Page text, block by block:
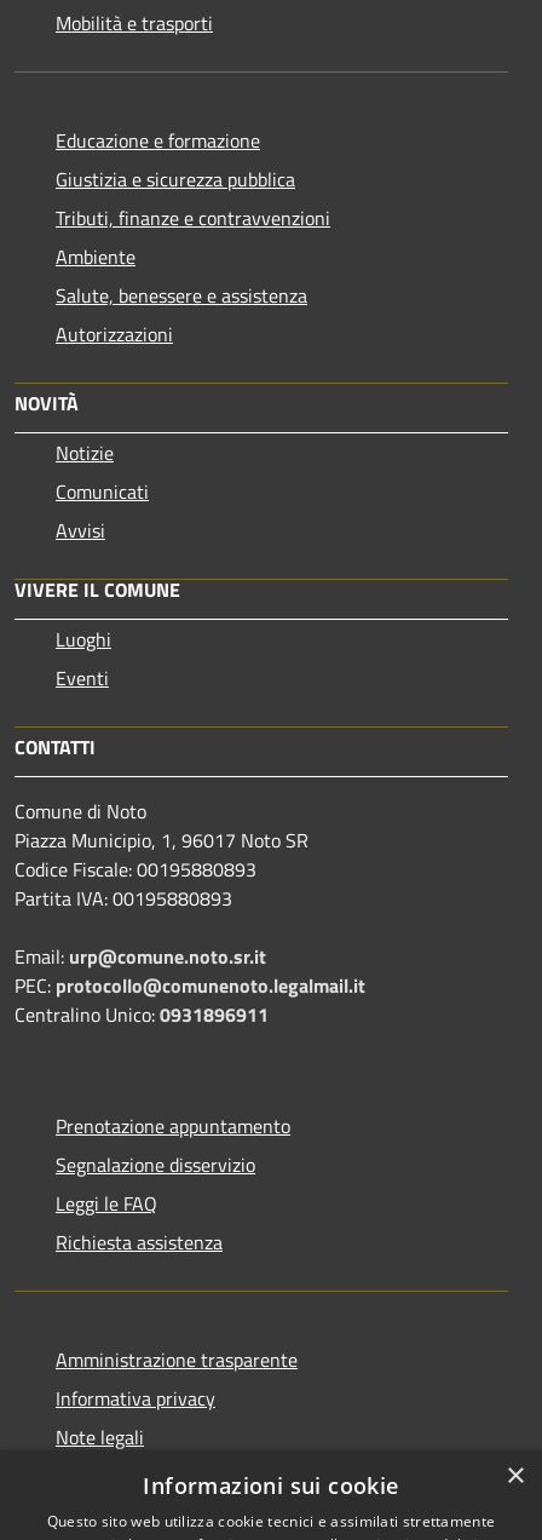
Mobilità e trasporti
Educazione e formazione
Giustizia e sicurezza pubblica
Tributi, finanze e contravvenzioni
Ambiente
Salute, benessere e assistenza
Autorizzazioni
NOVITÀ
Notizie
Comunicati
Avvisi
VIVERE IL COMUNE
Luoghi
Eventi
CONTATTI
Comune di Noto
Piazza Municipio, 1, 96017 Noto SR
Codice Fiscale: 00195880893
Partita IVA: 00195880893
Email: urp@comune.noto.sr.it
PEC: protocollo@comunenoto.legalmail.it
Centralino Unico:0931896911
Prenotazione appuntamento
Segnalazione disservizio
Leggi le FAQ
Richiesta assistenza
Amministrazione trasparente
Informativa privacy
Note legali
Dichiarazione di accessibilità
×
Informazioni sui cookie
Questo sito web utilizza cookie tecnici e assimilati strettamente